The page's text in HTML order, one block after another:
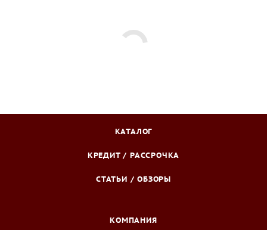
КАТАЛОГ
КРЕДИТ / РАССРОЧКА
СТАТЬИ / ОБЗОРЫ
КОМПАНИЯ